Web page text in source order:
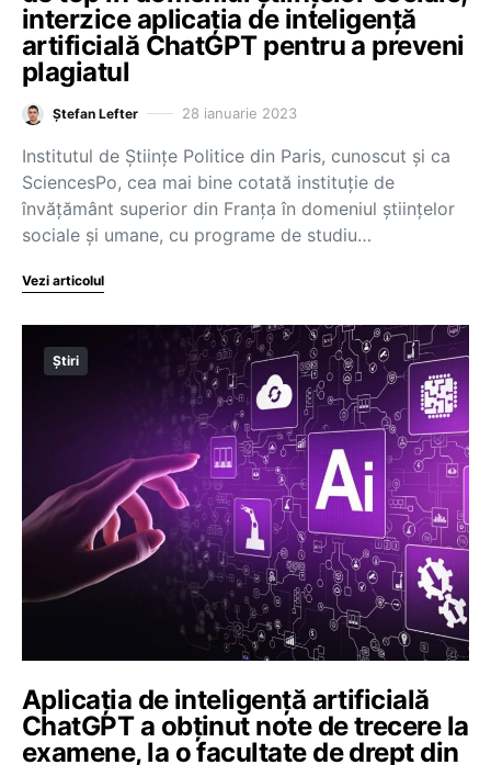
interzice aplicația de inteligență
artificială ChatGPT pentru a preveni
plagiatul
Ștefan Lefter 28 ianuarie 2023
Institutul de Științe Politice din Paris, cunoscut și ca
SciencesPo, cea mai bine cotată instituție de
învățământ superior din Franța în domeniul științelor
sociale și umane, cu programe de studiu…
Vezi articolul
Știri
Aplicația de inteligență artificială
ChatGPT a obținut note de trecere la
examene, la o facultate de drept din